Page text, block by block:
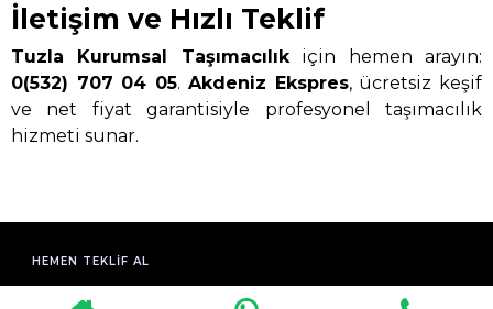
İletişim ve Hızlı Teklif
Tuzla Kurumsal Taşımacılıkiçin hemen arayın:
0(532) 707 04 05. Akdeniz Ekspres, ücretsiz keşif
ve net fiyat garantisiyle profesyonel taşımacılık
hizmeti sunar.
HEMEN TEKLIF AL